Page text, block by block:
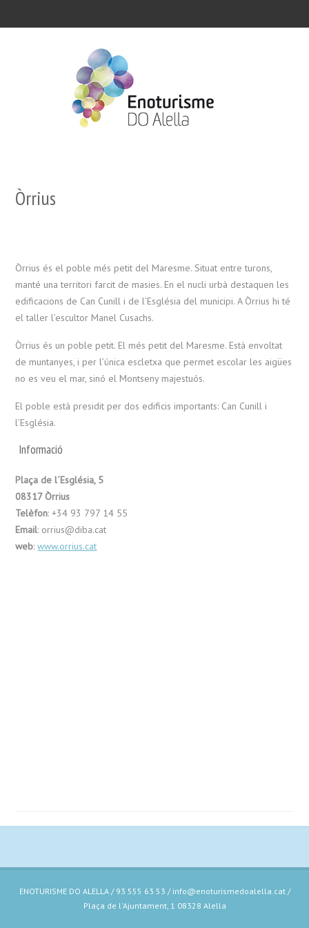
Òrrius
Òrrius és el poble més petit del Maresme. Situat entre turons,
manté una territori farcit de masies. En el nucli urbà destaquen les
edificacions de Can Cunill i de l’Església del municipi. A Òrrius hi té
el taller l’escultor Manel Cusachs.
Òrrius és un poble petit. El més petit del Maresme. Està envoltat
de muntanyes, i per l’única escletxa que permet escolar les aigües
no es veu el mar, sinó el Montseny majestuós.
El poble està presidit per dos edificis importants: Can Cunill i
l’Església.
Informació
Plaça de l´Església, 5
08317 Òrrius
Telèfon: +34 93 797 14 55
Email: orrius@diba.cat
web:www.orrius.cat
ENOTURISME DO ALELLA / 93 555 63 53 / info@enoturismedoalella.cat /
Plaça de l'Ajuntament, 1 08328 Alella